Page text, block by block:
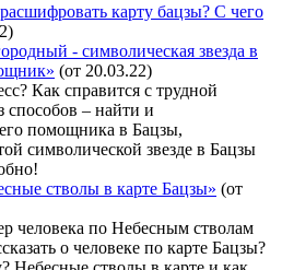
карту бацзы? С чего
- символическая звезда в
(от 20.03.22)
Как справится с трудной
способов – найти и
помощника в Бацзы,
символической звезде в Бацзы
стволы в карте Бацзы» (от
человека по Небесным стволам
о человеке по карте Бацзы?